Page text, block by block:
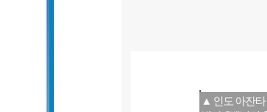
▲ 인도 아잔타